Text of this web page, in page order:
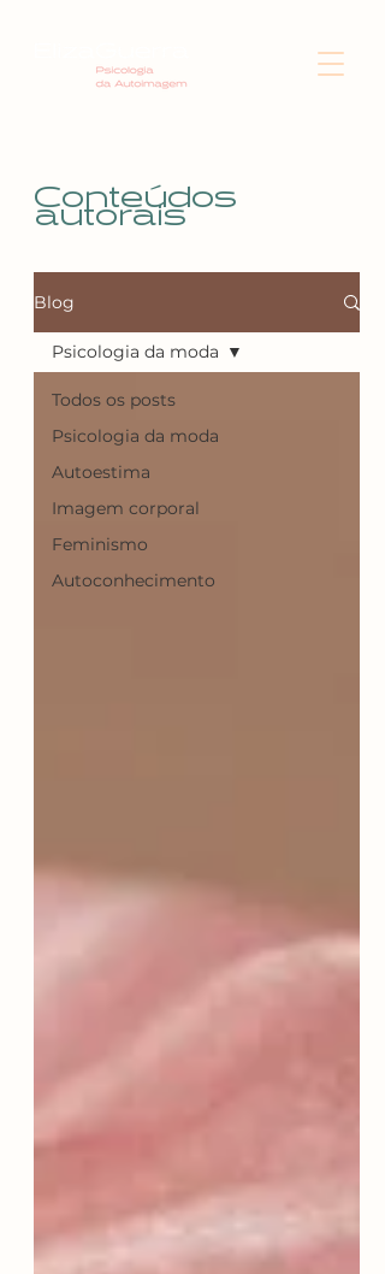
Conteúdos
autorais
Blog
Todos os posts
Psicologia da moda
Autoestima
Imagem corporal
Feminismo
Autoconhecimento
Psicologia da moda